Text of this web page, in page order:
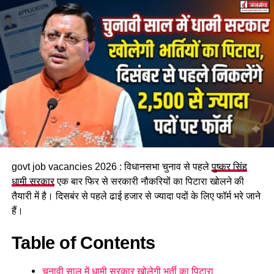
रौतेली राज्य स्त्री शक्ति पुरस्कार उत्तराखंड की उन महिलाओं को समर्पित
है जिन्होंने संघर्ष, साहस और समर्पण से समाज में नई पहचान बनाई है।
उन्होंने कहा कि इस वर्ष चयनित महिलाओं ने संस्कृति, खेल, वैज्ञानिक शोध,
पर्यावरण संरक्षण, कृषि, स्वरोजगार, समाजसेवा, महिला सशक्तीकरण और
दिव्यांगजन कल्याण जैसे क्षेत्रों में उल्लेखनीय योगदान दिया है।
govt job vacancies 2026 : विधानसभा चुनाव से पहलेपुष्कर सिंह
धामी सरकारएक बार फिर से सरकारी नौकरियों का पिटारा खोलने की
तैयारी में है। दिसबंर से पहले ढाई हजार से ज्यादा पदों के लिए फॉर्म भरे जाने
हैं।
Table of Contents
चुनावी साल में धामी सरकार खोलेगी भर्ती का पिटारा